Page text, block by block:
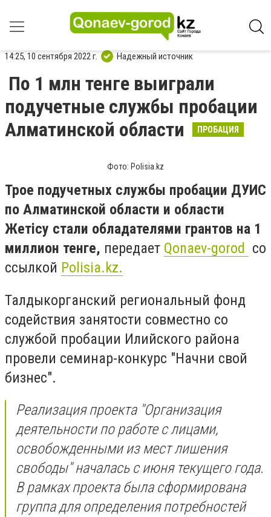
14:25, 10 сентября 2022 г. Надежный источник
По 1 млн тенге выиграли
подучетные службы пробации
Алматинской области
ПРОБАЦИЯ
Фото: Polisia.kz
Трое подучетных службы пробации ДУИС
по Алматинской области и области
Жетiсу стали обладателями грантов на 1
миллион тенге, передает Qonaev-gorod со
ссылкой Polisia.kz.
Талдыкорганский региональный фонд
содействия занятости совместно со
службой пробации Илийского района
провели семинар-конкурс "Начни свой
бизнес".
Реализация проекта "Организация
деятельности по работе с лицами,
освобожденными из мест лишения
свободы" началась с июня текущего года.
В рамках проекта была сформирована
группа для определения потребностей